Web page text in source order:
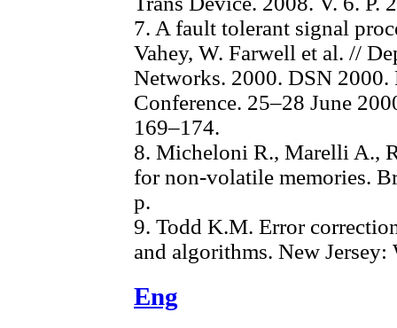
7. A fault tolerant signal
Vahey, W. Farwell et al. //
Networks. 2000. DSN 2000.
Conference. 25–28 June
169–174.
8. Micheloni R., Marelli A.,
for non-volatile memories.
p.
9. Todd K.M. Error
and algorithms. New Jersey:
Eng